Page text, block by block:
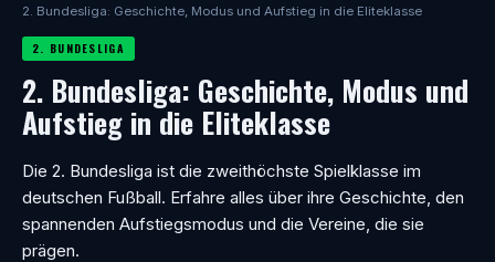
2. Bundesliga: Geschichte, Modus und Aufstieg in die Eliteklasse
2. BUNDESLIGA
2. Bundesliga: Geschichte, Modus und
Aufstieg in die Eliteklasse
Die 2. Bundesliga ist die zweithöchste Spielklasse im
deutschen Fußball. Erfahre alles über ihre Geschichte, den
spannenden Aufstiegsmodus und die Vereine, die sie
prägen.